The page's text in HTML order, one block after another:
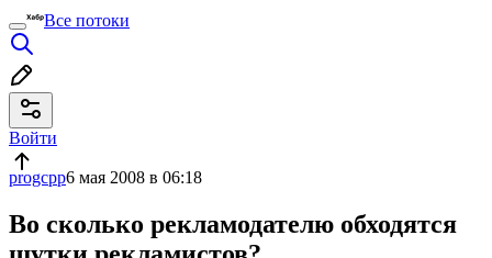
Все потоки
Войти
progcpp6 мая 2008 в 06:18
Во сколько рекламодателю обходятся